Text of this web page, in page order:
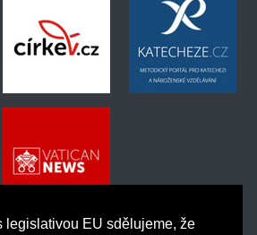
legislativou EU sdělujeme, že